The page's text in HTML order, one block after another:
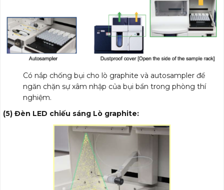
Có nắp chống bụi cho lò graphite và autosampler để
ngăn chặn sự xâm nhập của bụi bẩn trong phòng thí
nghiệm.
(5) Đèn LED chiếu sáng Lò graphite: